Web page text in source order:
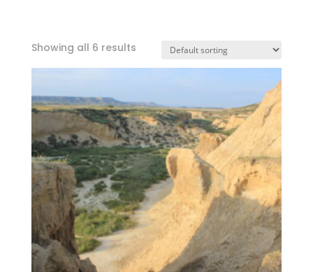
Showing all 6 results